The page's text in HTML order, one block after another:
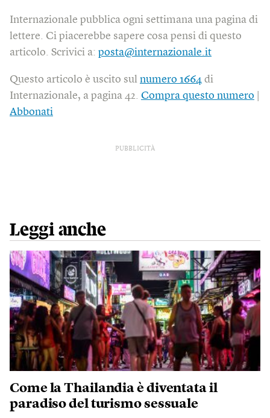
Internazionale pubblica ogni settimana una pagina di
lettere. Ci piacerebbe sapere cosa pensi di questo
articolo. Scrivici a: posta@internazionale.it
Questo articolo è uscito sul numero 1664 di
Internazionale, a pagina 42. Compra questo numero
Abbonati
PUBBLICITÀ
Leggi anche
Come la Thailandia è diventata il
paradiso del turismo sessuale